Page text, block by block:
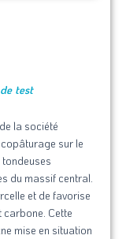
test
la société
sur le
tondeuses
du massif central.
et de favorise
carbone. Cette
mise en situation